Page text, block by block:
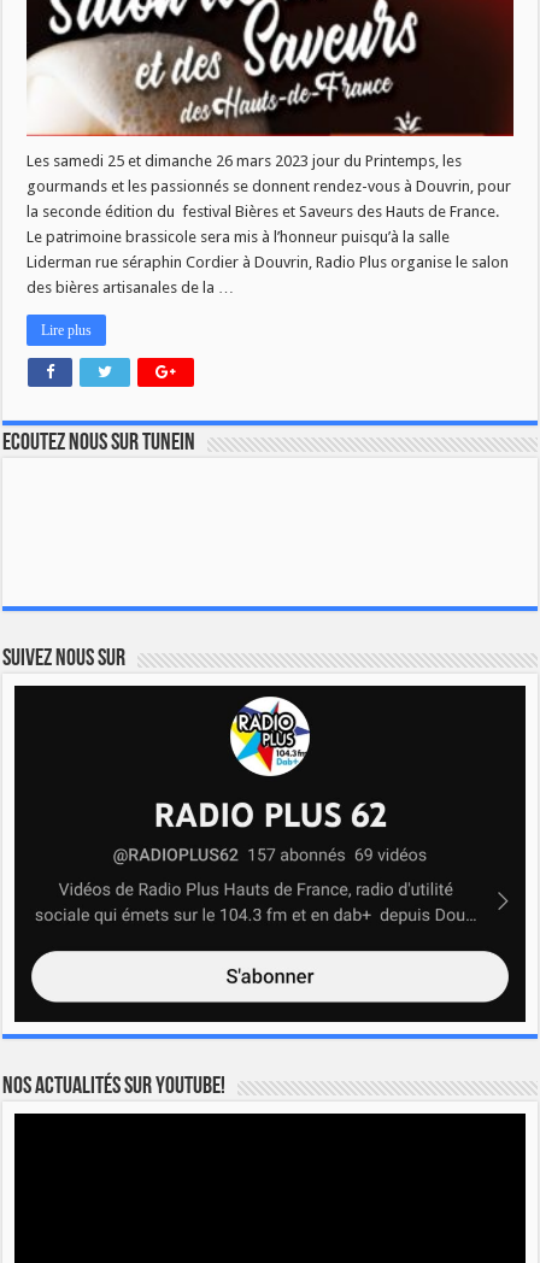
Les samedi 25 et dimanche 26 mars 2023 jour du Printemps, les
gourmands et les passionnés se donnent rendez-vous à Douvrin, pour
la seconde édition du festival Bières et Saveurs des Hauts de France.
Le patrimoine brassicole sera mis à l’honneur puisqu’à la salle
Liderman rue séraphin Cordier à Douvrin, Radio Plus organise le salon
des bières artisanales de la …
Lire plus
Ecoutez nous sur TuneIn
Suivez nous sur
Nos actualités sur YOUTUBE!